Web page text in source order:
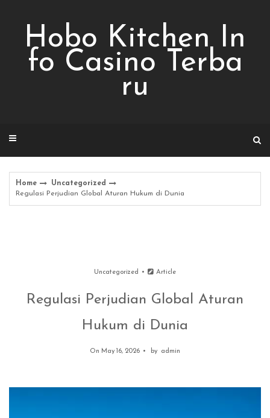
Hobo Kitchen In
fo Casino Terba
ru
Home
Uncategorized
Regulasi Perjudian Global Aturan Hukum di Dunia
Uncategorized Article
Regulasi Perjudian Global Aturan
Hukum di Dunia
On May 16, 2026 by admin